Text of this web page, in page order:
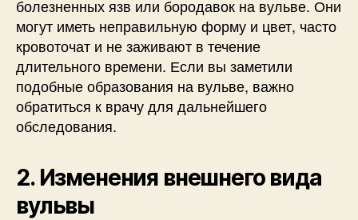
болезненных язв или бородавок на вульве. Они
могут иметь неправильную форму и цвет, часто
кровоточат и не заживают в течение
длительного времени. Если вы заметили
подобные образования на вульве, важно
обратиться к врачу для дальнейшего
обследования.
2. Изменения внешнего вида
вульвы